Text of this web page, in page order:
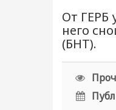
От ГЕРБ
него
(БНТ).